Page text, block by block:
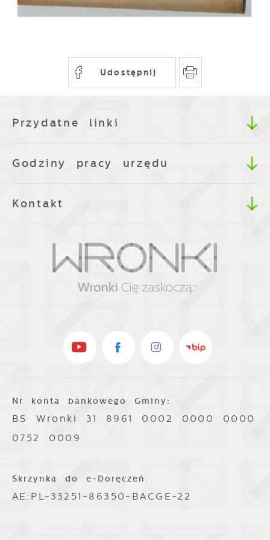
Udostępnij
Przydatne linki
Godziny pracy urzędu
Kontakt
Nr konta bankowego Gminy:
BS Wronki 31 8961 0002 0000 0000
0752 0009
Skrzynka do e-Doręczeń:
AE:PL-33251-86350-BACGE-22
funkcjonalności.
witryny internetowej. Treści promocyjne
partnerami oraz innych dostawców usług.
Firmy te działają w charakterze
mediów społecznościowych.